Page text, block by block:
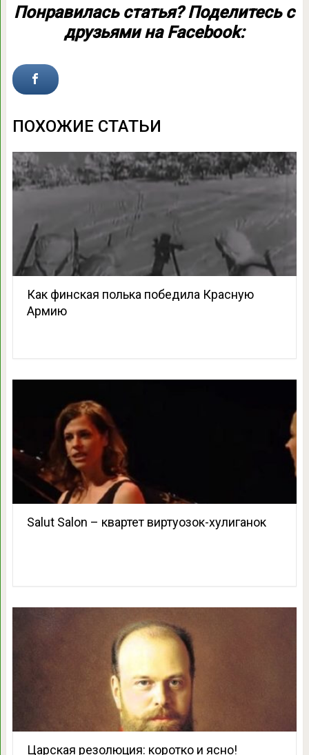
Понравилась статья? Поделитесь с
друзьями на Facebook:
ПОХОЖИЕ СТАТЬИ
Как финская полька победила Красную
Армию
Salut Salon – квартет виртуозок-хулиганок
Царская резолюция: коротко и ясно!